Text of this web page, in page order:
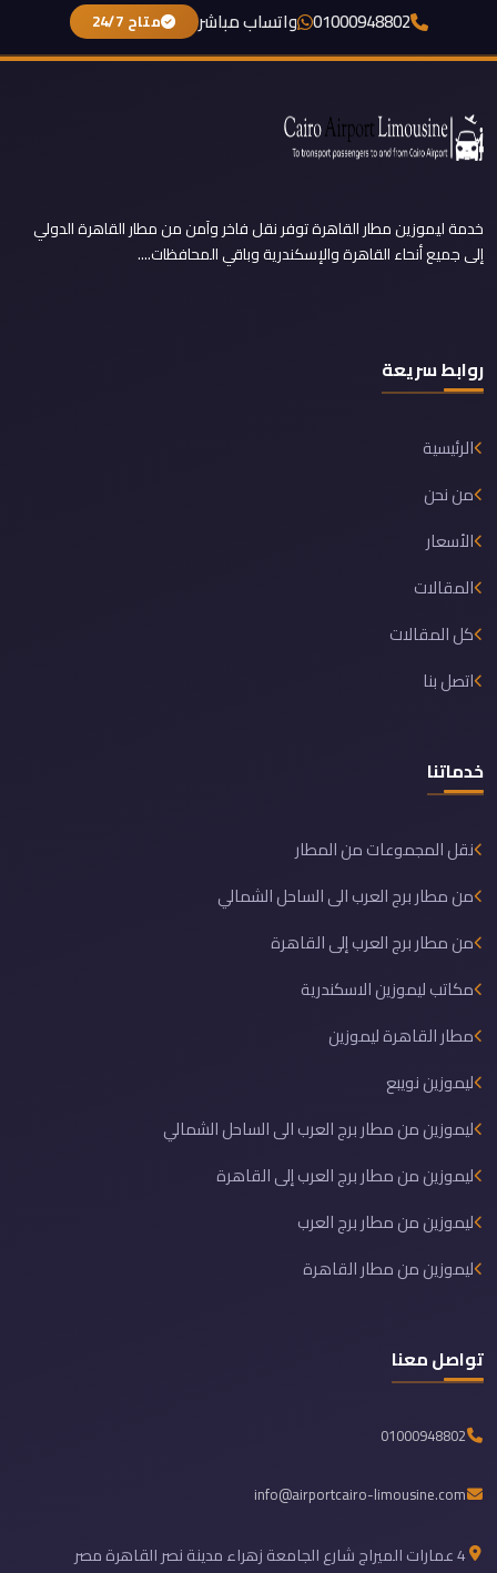
01000948802 واتساب مباشر متاح 24/7
خدمة ليموزين مطار القاهرة توفر نقل فاخر وآمن من مطار القاهرة الدولي
إلى جميع أنحاء القاهرة والإسكندرية وباقي المحافظات....
روابط سريعة
الرئيسية
من نحن
الأسعار
المقالات
كل المقالات
اتصل بنا
خدماتنا
نقل المجموعات من المطار
من مطار برج العرب الى الساحل الشمالي
من مطار برج العرب إلى القاهرة
مكاتب ليموزين الاسكندرية
مطار القاهرة ليموزين
ليموزين نويبع
ليموزين من مطار برج العرب الى الساحل الشمالي
ليموزين من مطار برج العرب إلى القاهرة
ليموزين من مطار برج العرب
ليموزين من مطار القاهرة
تواصل معنا
01000948802
info@airportcairo-limousine.com
4 عمارات الميراج شارع الجامعة زهراء مدينة نصر القاهرة مصر